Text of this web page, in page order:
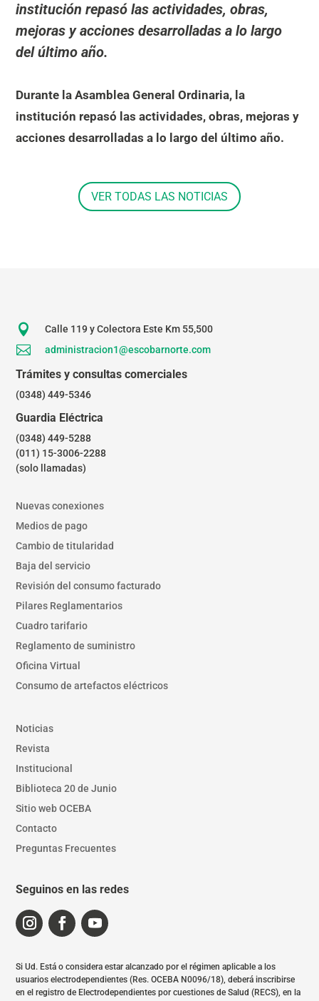
institución repasó las actividades, obras,
mejoras y acciones desarrolladas a lo largo
del último año.
Durante la Asamblea General Ordinaria, la
institución repasó las actividades, obras, mejoras y
acciones desarrolladas a lo largo del último año.
VER TODAS LAS NOTICIAS
 Calle 119 y Colectora Este Km 55,500
 administracion1@escobarnorte.com
Trámites y consultas comerciales
(0348) 449-5346
Guardia Eléctrica
(0348) 449-5288
(011) 15-3006-2288
(solo llamadas)
Nuevas conexiones
Medios de pago
Cambio de titularidad
Baja del servicio
Revisión del consumo facturado
Pilares Reglamentarios
Cuadro tarifario
Reglamento de suministro
Oficina Virtual
Consumo de artefactos eléctricos
Noticias
Revista
Institucional
Biblioteca 20 de Junio
Sitio web OCEBA
Contacto
Preguntas Frecuentes
Seguinos en las redes
Si Ud. Está o considera estar alcanzado por el régimen aplicable a los
usuarios electrodependientes (Res. OCEBA N0096/18), deberá inscribirse
en el registro de Electrodependientes por cuestiones de Salud (RECS), en la